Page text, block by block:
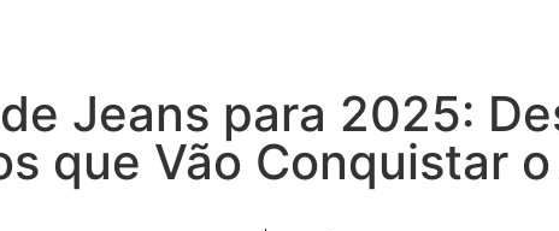
Jeans para 2025:
que Vão Conquistar